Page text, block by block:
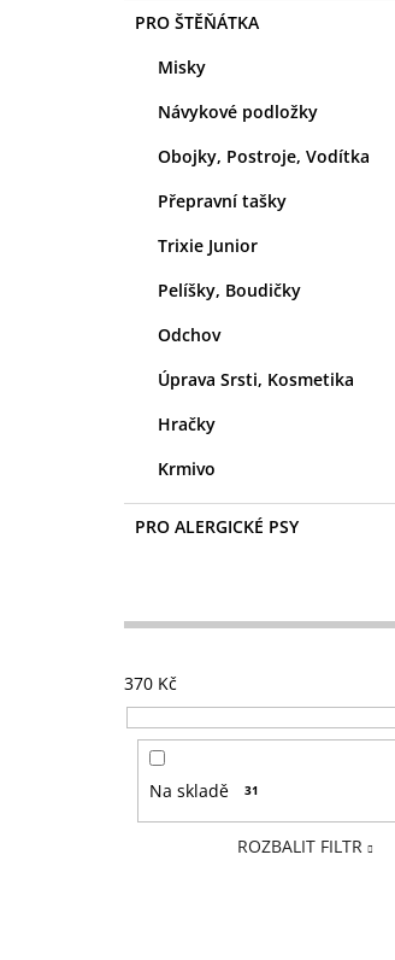
PRO ŠTĚŇÁTKA
Misky
Návykové podložky
Obojky, Postroje, Vodítka
Přepravní tašky
Trixie Junior
Pelíšky, Boudičky
Odchov
Úprava Srsti, Kosmetika
Hračky
Krmivo
PRO ALERGICKÉ PSY
370 Kč
Na skladě 31
ROZBALIT FILTR